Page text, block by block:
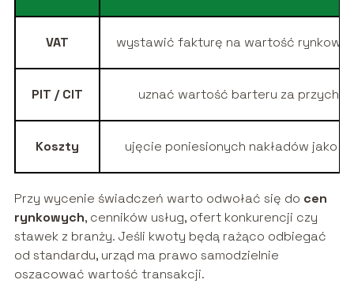
VAT wystawić fakturę na wartość rynkową
PIT / CIT uznać wartość barteru za
Koszty ujęcie poniesionych nakładów jako
Przy wycenie świadczeń warto odwołać się do cen
rynkowych, cenników usług, ofert konkurencji czy
stawek z branży. Jeśli kwoty będą rażąco odbiegać
od standardu, urząd ma prawo samodzielnie
oszacować wartość transakcji.